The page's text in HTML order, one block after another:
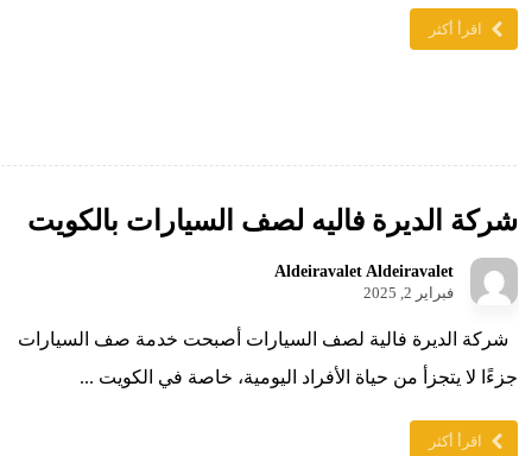
اقرأ أكثر
شركة الديرة فاليه لصف السيارات بالكويت
Aldeiravalet Aldeiravalet
فبراير 2, 2025
شركة الديرة فالية لصف السيارات أصبحت خدمة صف السيارات
جزءًا لا يتجزأ من حياة الأفراد اليومية، خاصة في الكويت ...
اقرأ أكثر